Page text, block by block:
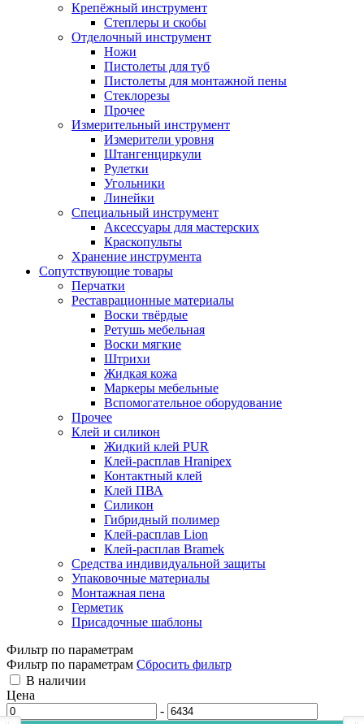
Крепёжный инструмент
Степлеры и скобы
Отделочный инструмент
Ножи
Пистолеты для туб
Пистолеты для монтажной пены
Стеклорезы
Прочее
Измерительный инструмент
Измерители уровня
Штангенциркули
Рулетки
Угольники
Линейки
Специальный инструмент
Аксессуары для мастерских
Краскопульты
Хранение инструмента
Сопутствующие товары
Перчатки
Реставрационные материалы
Воски твёрдые
Ретушь мебельная
Воски мягкие
Штрихи
Жидкая кожа
Маркеры мебельные
Вспомогательное оборудование
Прочее
Клей и силикон
Жидкий клей PUR
Клей-расплав Hranipex
Контактный клей
Клей ПВА
Силикон
Гибридный полимер
Клей-расплав Lion
Клей-расплав Bramek
Средства индивидуальной защиты
Упаковочные материалы
Монтажная пена
Герметик
Присадочные шаблоны
Фильтр по параметрам
Фильтр по параметрам Сбросить фильтр
В наличии
Цена
-